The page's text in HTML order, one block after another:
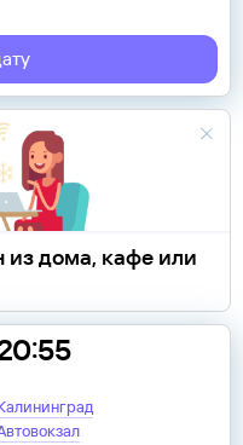
из дома, кафе или